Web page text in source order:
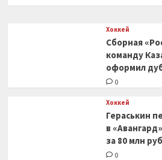
Хоккей
Сборная
команду
оформил
0
Хоккей
Гераськин
в
за 80 млн
0